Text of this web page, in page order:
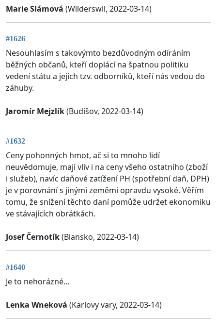
Marie Slámová (Wilderswil, 2022-03-14)
#1626
Nesouhlasím s takovýmto bezdůvodným odíráním
běžných občanů, kteří doplácí na špatnou politiku
vedení státu a jejích tzv. odborníků, kteří nás vedou do
záhuby.
Jaromír Mejzlík(Budišov, 2022-03-14)
#1632
Ceny pohonných hmot, ač si to mnoho lidí
neuvědomuje, mají vliv i na ceny všeho ostatního (zboží
i služeb), navíc daňové zatížení PH (spotřební daň, DPH)
je v porovnání s jinými zeměmi opravdu vysoké. Věřím
tomu, že snížení těchto daní pomůže udržet ekonomiku
ve stávajících obrátkách.
Josef Černotík(Blansko, 2022-03-14)
#1640
Je to nehorázné...
Lenka Wneková (Karlovy vary, 2022-03-14)